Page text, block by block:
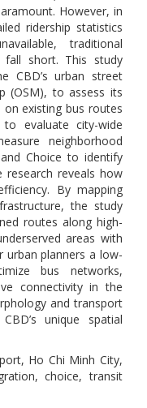
However, in
ridership statistics
traditional
fall short. This study
CBD’s urban street
(OSM), to assess its
existing bus routes
evaluate city-wide
neighborhood
Choice to identify
reveals how
By mapping
the study
routes along high-
areas with
urban planners a low-
bus networks,
connectivity in the
and transport
unique spatial
Ho Chi Minh City,
choice, transit